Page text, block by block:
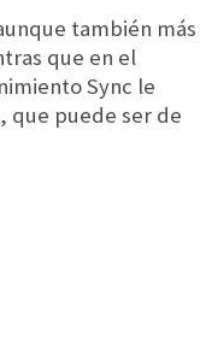
también más
que en el
Sync le
que puede ser de